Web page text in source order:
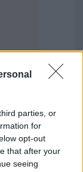
parties, or
for
opt-out
that after your
seeing